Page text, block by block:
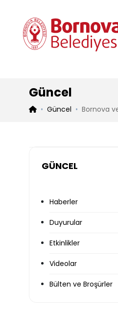
Güncel
Güncel Bornova
GÜNCEL
Haberler
Duyurular
Etkinlikler
Videolar
Bülten ve Broşürler